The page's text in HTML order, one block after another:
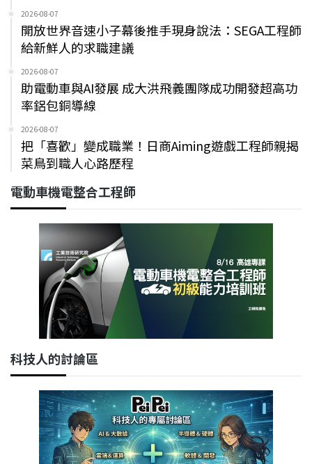
2026-08-07
開放世界音速小子幕後推手現身說法：SEGA工程師
給新鮮人的求職建議
2026-08-07
助電動車與AI發展 成大洪飛義團隊成功開發超高功
率鋁包銅導線
2026-08-07
把「喜歡」變成職業！日商Aiming遊戲工程師親揭
菜鳥到職人心路歷程
電動車機電整合工程師
科技人的討論區